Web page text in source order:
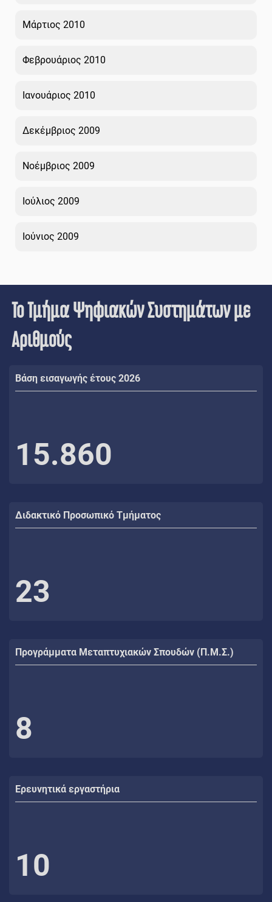
Μάρτιος 2010
Φεβρουάριος 2010
Ιανουάριος 2010
Δεκέμβριος 2009
Νοέμβριος 2009
Ιούλιος 2009
Ιούνιος 2009
Το Τμήμα Ψηφιακών Συστημάτων με
Αριθμούς
Βάση εισαγωγής έτους 2026
15.860
Διδακτικό Προσωπικό Τμήματος
23
Προγράμματα Μεταπτυχιακών Σπουδών (Π.Μ.Σ.)
8
Ερευνητικά εργαστήρια
10